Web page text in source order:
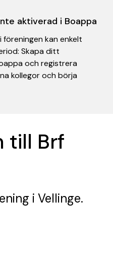
aktiverad i Boappa
föreningen kan enkelt
Skapa ditt
och registrera
kollegor och börja
till Brf
i Vellinge.